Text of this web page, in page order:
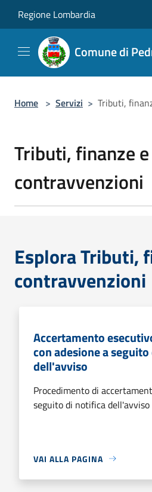
Regione Lombardia
Comune di
Home > Servizi > Tributi,
Tributi, finanze e
contravvenzioni
Esplora Tributi,
contravvenzioni
Accertamento
con adesione a
dell'avviso
Procedimento di
seguito di notifica dell'avviso
VAI ALLA PAGINA